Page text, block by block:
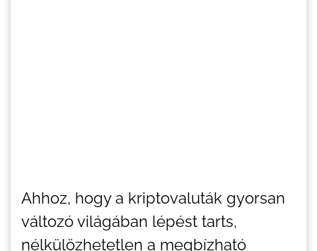
Ahhoz, hogy a kriptovaluták gyorsan
változó világában lépést tarts,
nélkülözhetetlen a megbízható